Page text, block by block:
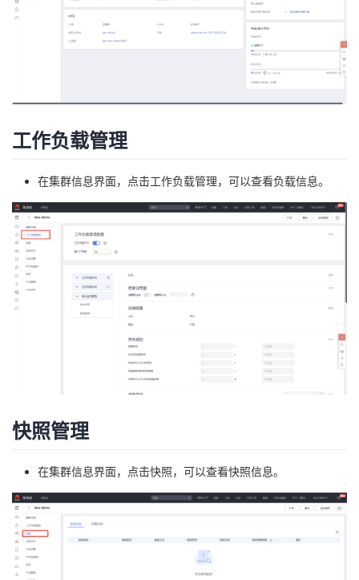
工作负载管理
在集群信息界面，点击工作负载管理，可以查看负载信息。
快照管理
在集群信息界面，点击快照，可以查看快照信息。